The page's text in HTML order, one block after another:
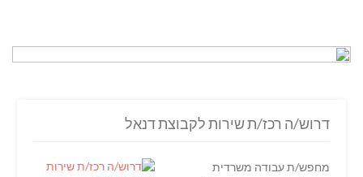
דרוש/ה רכז/ת שירות לקבוצת דנאל
מחפש/ת עבודה משרדית